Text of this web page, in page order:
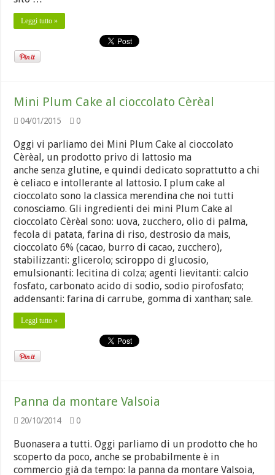
Leggi tutto »
Mini Plum Cake al cioccolato Cèrèal
04/01/2015 0
Oggi vi parliamo dei Mini Plum Cake al cioccolato
Cèrèal, un prodotto privo di lattosio ma
anche senza glutine, e quindi dedicato soprattutto a chi
è celiaco e intollerante al lattosio. I plum cake al
cioccolato sono la classica merendina che noi tutti
conosciamo. Gli ingredienti dei mini Plum Cake al
cioccolato Cèrèal sono: uova, zucchero, olio di palma,
fecola di patata, farina di riso, destrosio da mais,
cioccolato 6% (cacao, burro di cacao, zucchero),
stabilizzanti: glicerolo; sciroppo di glucosio,
emulsionanti: lecitina di colza; agenti lievitanti: calcio
fosfato, carbonato acido di sodio, sodio pirofosfato;
addensanti: farina di carrube, gomma di xanthan; sale.
Leggi tutto »
Panna da montare Valsoia
20/10/2014 0
Buonasera a tutti. Oggi parliamo di un prodotto che ho
scoperto da poco, anche se probabilmente è in
commercio già da tempo: la panna da montare Valsoia,